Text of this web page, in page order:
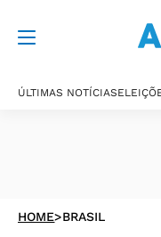
ÚLTIMAS NOTÍCIAS
HOME>BRASIL